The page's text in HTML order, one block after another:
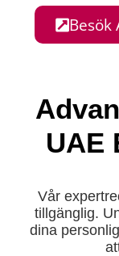
Besök
UAE
Vår
tillgänglig.
dina